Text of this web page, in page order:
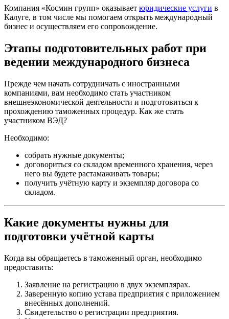
Компания «Космин групп» оказывает юридические услуги в
Калуге, в том числе мы помогаем открыть международный
бизнес и осуществляем его сопровождение.
Этапы подготовительных работ при
ведении международного бизнеса
Прежде чем начать сотрудничать с иностранными
компаниями, вам необходимо стать участником
внешнеэкономической деятельности и подготовиться к
прохождению таможенных процедур. Как же стать
участником ВЭД?
Необходимо:
собрать нужные документы;
договориться со складом временного хранения, через
него вы будете растамаживать товары;
получить учётную карту и экземпляр договора со
складом.
Какие документы нужны для
подготовки учётной карты
Когда вы обращаетесь в таможенный орган, необходимо
предоставить:
Заявление на регистрацию в двух экземплярах.
Заверенную копию устава предприятия с приложением
внесённых дополнений.
Свидетельство о регистрации предприятия.